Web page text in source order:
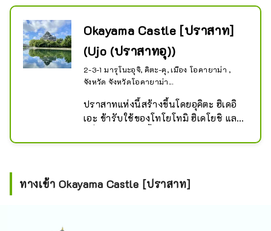
Okayama Castle [ปราสาท]
(Ujo (ปราสาทอุ))
2-3-1 มารุโนะอุจิ, คิตะ-คุ, เมือง โอคายาม่า ,
จังหวัด จังหวัดโอคายาม่า...
ปราสาทแห่งนี้สร้างขึ้นโดยอุคิตะ ฮิเดอิ
เอะ ข้ารับใช้ของโทโยโทมิ ฮิเดโยชิ และ
หอคอยปราสาทสูงสามชั้นหกชั้น มีรูป
ไม้ฝาสีดำทำให้ได้รับฉายาว่า "Ujo
ทางเข้า Okayama Castle [ปราสาท]